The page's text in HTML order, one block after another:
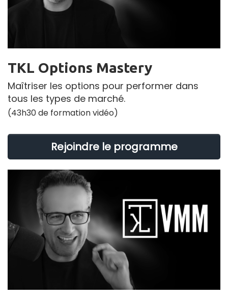
TKL Options Mastery
Maîtriser les options pour performer dans
tous les types de marché.
(43h30 de formation vidéo)
Rejoindre le programme